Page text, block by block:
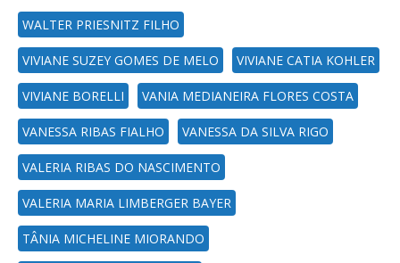
WALTER PRIESNITZ FILHO
VIVIANE SUZEY GOMES DE MELO VIVIANE CATIA KOHLER
VIVIANE BORELLI VANIA MEDIANEIRA FLORES COSTA
VANESSA RIBAS FIALHO VANESSA DA SILVA RIGO
VALERIA RIBAS DO NASCIMENTO
VALERIA MARIA LIMBERGER BAYER
TÂNIA MICHELINE MIORANDO